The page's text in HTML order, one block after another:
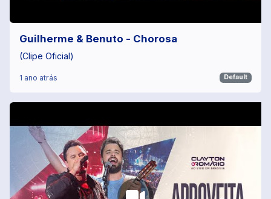
Guilherme & Benuto - Chorosa
(Clipe Oficial)
1 ano atrás Default